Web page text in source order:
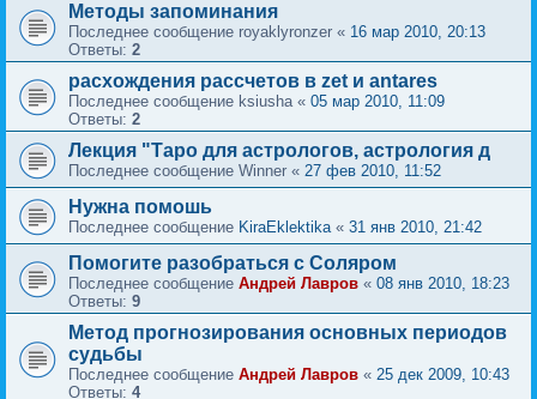
Методы запоминания
Последнее сообщение royaklyronzer « 16 мар 2010, 20:13
Ответы: 2
расхождения рассчетов в zet и antares
Последнее сообщение ksiusha« 05 мар 2010, 11:09
Ответы: 2
Лекция "Таро для астрологов, астрология д
Последнее сообщение Winner « 27 фев 2010, 11:52
Нужна помошь
Последнее сообщение KiraEklektika« 31 янв 2010, 21:42
Помогите разобраться с Соляром
Последнее сообщение Андрей Лавров « 08 янв 2010, 18:23
Ответы: 9
Метод прогнозирования основных периодов
судьбы
Последнее сообщение Андрей Лавров « 25 дек 2009, 10:43
Ответы: 4